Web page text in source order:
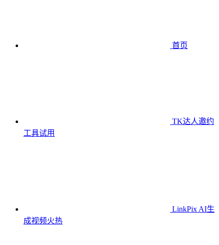
首页
TK达人邀约
工具试用
LinkPix AI生
成视频火热